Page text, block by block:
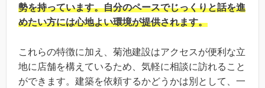
勢を持っています。自分のペースでじっくりと話を進
めたい方には心地よい環境が提供されます。
これらの特徴に加え、菊池建設はアクセスが便利な立
地に店舗を構えているため、気軽に相談に訪れること
ができます。建築を依頼するかどうかは別として、一